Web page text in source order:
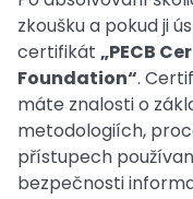
zkoušku a pokud ji
certifikát „PECB
Foundation“.
máte znalosti o
metodologiích,
přístupech
bezpečnosti